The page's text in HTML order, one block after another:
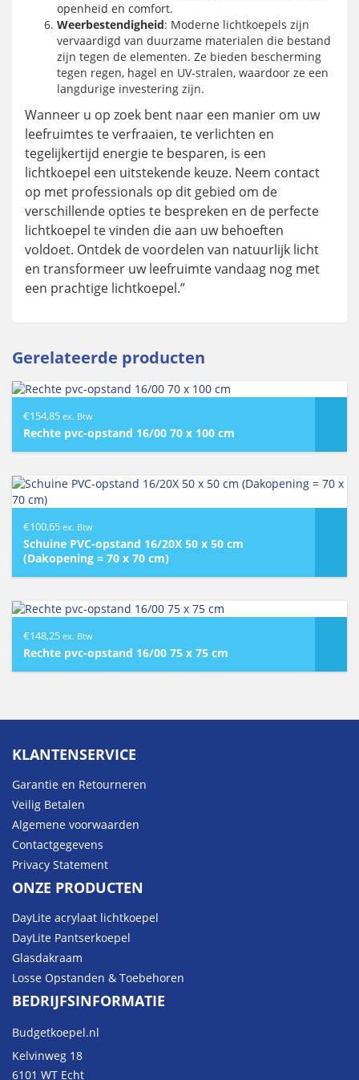
openheid en comfort.
Weerbestendigheid: Moderne lichtkoepels zijn
vervaardigd van duurzame materialen die bestand
zijn tegen de elementen. Ze bieden bescherming
tegen regen, hagel en UV-stralen, waardoor ze een
langdurige investering zijn.
Wanneer u op zoek bent naar een manier om uw
leefruimtes te verfraaien, te verlichten en
tegelijkertijd energie te besparen, is een
lichtkoepel een uitstekende keuze. Neem contact
op met professionals op dit gebied om de
verschillende opties te bespreken en de perfecte
lichtkoepel te vinden die aan uw behoeften
voldoet. Ontdek de voordelen van natuurlijk licht
en transformeer uw leefruimte vandaag nog met
een prachtige lichtkoepel.”
Gerelateerde producten
€154,85 ex. Btw
Rechte pvc-opstand 16/00 70 x 100 cm
€100,65 ex. Btw
Schuine PVC-opstand 16/20X 50 x 50 cm
(Dakopening = 70 x 70 cm)
€148,25 ex. Btw
Rechte pvc-opstand 16/00 75 x 75 cm
KLANTENSERVICE
Garantie en Retourneren
Veilig Betalen
Algemene voorwaarden
Contactgegevens
Privacy Statement
ONZE PRODUCTEN
DayLite acrylaat lichtkoepel
DayLite Pantserkoepel
Glasdakraam
Losse Opstanden & Toebehoren
BEDRIJFSINFORMATIE
Budgetkoepel.nl
Kelvinweg 18
6101 WT Echt